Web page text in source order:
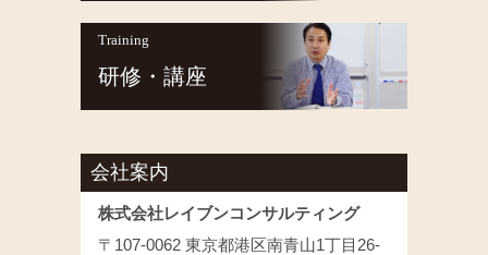
Training
研修・講座
会社案内
株式会社レイブンコンサルティング
〒107-0062 東京都港区南青山1丁目26-